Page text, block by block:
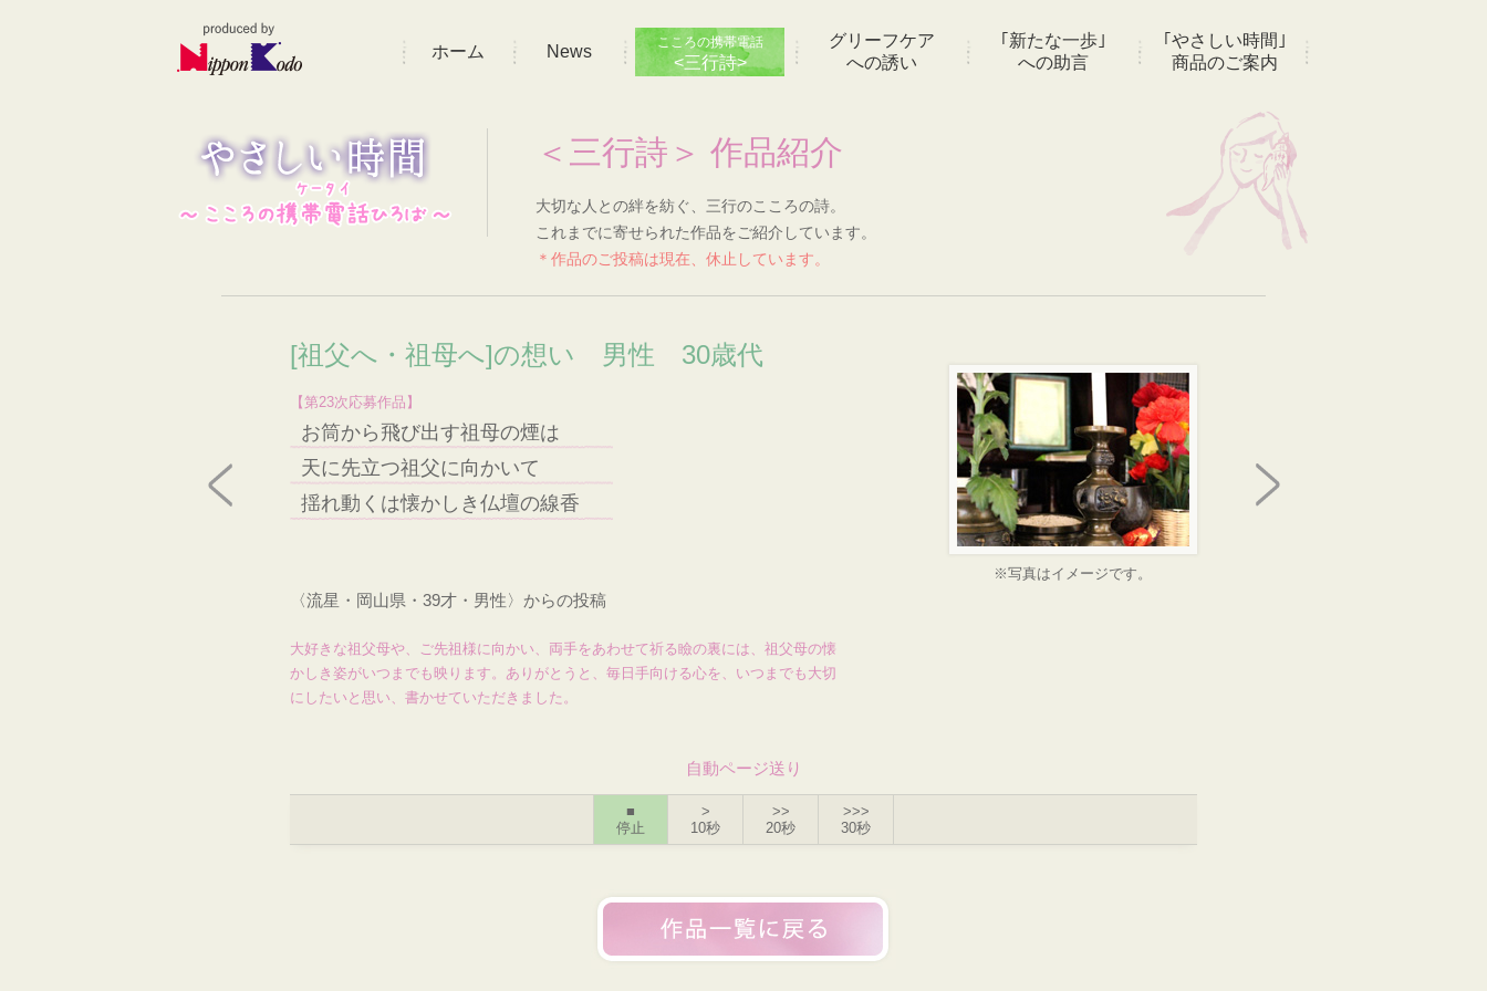
ホーム News こころの携帯電話
<三行詩>
グリーフケア
への誘い
｢新たな一歩｣
への助言
｢やさしい時間｣
商品のご案内
＜三行詩＞ 作品紹介
大切な人との絆を紡ぐ、三行のこころの詩。
これまでに寄せられた作品をご紹介しています。
＊作品のご投稿は現在、休止しています。
[祖父へ・祖母へ]の想い 男性 30歳代
【第23次応募作品】
お筒から飛び出す祖母の煙は
天に先立つ祖父に向かいて
揺れ動くは懐かしき仏壇の線香
※写真はイメージです。
〈流星・岡山県・39才・男性〉からの投稿
大好きな祖父母や、ご先祖様に向かい、両手をあわせて祈る瞼の裏には、祖父母の懐
かしき姿がいつまでも映ります。ありがとうと、毎日手向ける心を、いつまでも大切
にしたいと思い、書かせていただきました。
自動ページ送り
■
停止
>
10秒
>>
20秒
>>>
30秒